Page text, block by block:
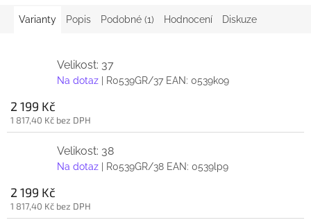
Varianty Popis Podobné (1) Hodnocení Diskuze
Velikost: 37
Na dotaz | R0539GR/37 EAN: 0539ko9
2 199 Kč
1 817,40 Kč bez DPH
Velikost: 38
Na dotaz | R0539GR/38 EAN: 0539lp9
2 199 Kč
1 817,40 Kč bez DPH